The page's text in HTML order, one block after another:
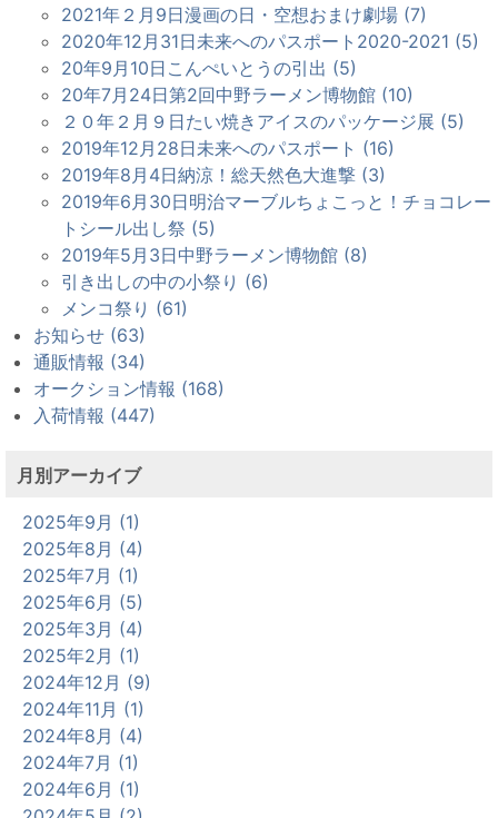
2021年２月9日漫画の日・空想おまけ劇場 (7)
2020年12月31日未来へのパスポート2020-2021 (5)
20年9月10日こんぺいとうの引出 (5)
20年7月24日第2回中野ラーメン博物館 (10)
２０年２月９日たい焼きアイスのパッケージ展 (5)
2019年12月28日未来へのパスポート (16)
2019年8月4日納涼！総天然色大進撃 (3)
2019年6月30日明治マーブルちょこっと！チョコレー
トシール出し祭 (5)
2019年5月3日中野ラーメン博物館 (8)
引き出しの中の小祭り (6)
メンコ祭り (61)
お知らせ (63)
通販情報 (34)
オークション情報 (168)
入荷情報 (447)
月別アーカイブ
2025年9月 (1)
2025年8月 (4)
2025年7月 (1)
2025年6月 (5)
2025年3月 (4)
2025年2月 (1)
2024年12月 (9)
2024年11月 (1)
2024年8月 (4)
2024年7月 (1)
2024年6月 (1)